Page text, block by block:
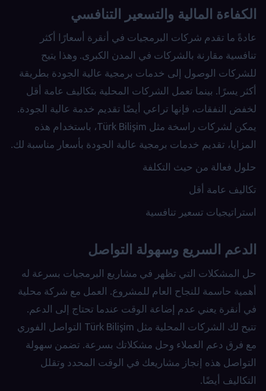
الكفاءة المالية والتسعير التنافسي
عادةً ما تقدم شركات البرمجيات في أنقرة أسعارًا أكثر
تنافسية مقارنة بالشركات في المدن الكبرى. وهذا يتيح
للشركات الوصول إلى خدمات برمجية عالية الجودة بطريقة
أكثر يسرًا. بينما تعمل الشركات المحلية بتكاليف عامة أقل
لخفض النفقات، فإنها تراعي أيضًا تقديم خدمة عالية الجودة.
يمكن لشركات راسخة مثل Türk Bilişim، باستخدام هذه
المزايا، تقديم خدمات برمجية عالية الجودة بأسعار مناسبة لك.
حلول فعالة من حيث التكلفة
تكاليف عامة أقل
استراتيجيات تسعير تنافسية
الدعم السريع وسهولة التواصل
حل المشكلات التي تظهر في مشاريع البرمجيات بسرعة له
أهمية حاسمة للنجاح العام للمشروع. العمل مع شركة محلية
في أنقرة يعني عدم إضاعة الوقت عندما تحتاج إلى الدعم.
تتيح لك الشركات المحلية مثل Türk Bilişim التواصل الفوري
مع فرق دعم العملاء وحل مشكلاتك بسرعة. تضمن سهولة
التواصل هذه إنجاز مشاريعك في الوقت المحدد وتقلل
التكاليف أيضًا.